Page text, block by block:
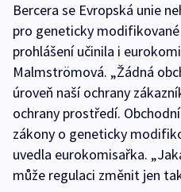
Bercera se Evropská unie
pro geneticky
prohlášení učinila i
Malmströmová. „Žádná
úroveň naší ochrany
ochrany prostředí.
zákony o geneticky
uvedla eurokomisařka.
může regulaci změnit jen